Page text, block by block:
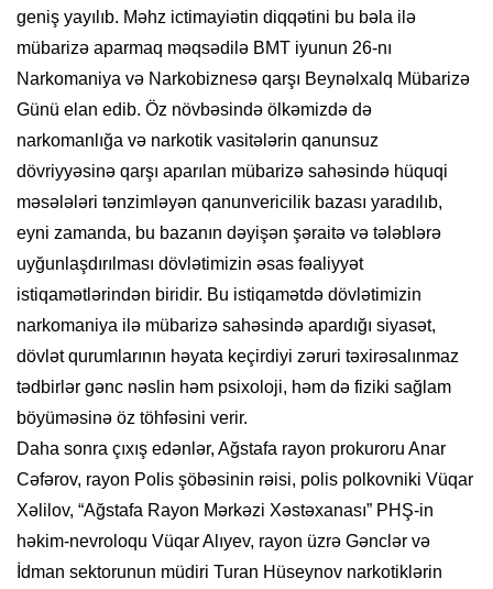
geniş yayılıb. Məhz ictimayiətin diqqətini bu bəla ilə
mübarizə aparmaq məqsədilə BMT iyunun 26-nı
Narkomaniya və Narkobiznesə qarşı Beynəlxalq Mübarizə
Günü elan edib. Öz növbəsində ölkəmizdə də
narkomanlığa və narkotik vasitələrin qanunsuz
dövriyyəsinə qarşı aparılan mübarizə sahəsində hüquqi
məsələləri tənzimləyən qanunvericilik bazası yaradılıb,
eyni zamanda, bu bazanın dəyişən şəraitə və tələblərə
uyğunlaşdırılması dövlətimizin əsas fəaliyyət
istiqamətlərindən biridir. Bu istiqamətdə dövlətimizin
narkomaniya ilə mübarizə sahəsində apardığı siyasət,
dövlət qurumlarının həyata keçirdiyi zəruri təxirəsalınmaz
tədbirlər gənc nəslin həm psixoloji, həm də fiziki sağlam
böyüməsinə öz töhfəsini verir.
Daha sonra çıxış edənlər, Ağstafa rayon prokuroru Anar
Cəfərov, rayon Polis şöbəsinin rəisi, polis polkovniki Vüqar
Xəlilov, “Ağstafa Rayon Mərkəzi Xəstəxanası” PHŞ-in
həkim-nevroloqu Vüqar Alıyev, rayon üzrə Gənclər və
İdman sektorunun müdiri Turan Hüseynov narkotiklərin